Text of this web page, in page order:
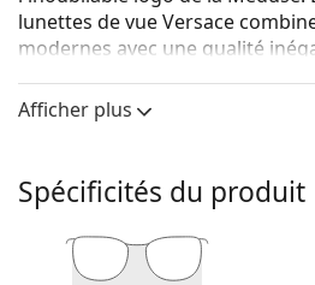
lunettes de vue Versace
modernes avec une qualité
Versace 0VE3274V GB1 54
Voyez de quoi vous avez l'air
la fonction d'essai virtuel de
Monture de lunettes de vue
Afficher plus
Spécificités du produit